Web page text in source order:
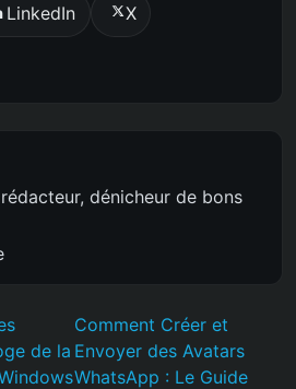
LinkedIn X
dénicheur de bons
de la
Comment Créer et
Envoyer des Avatars
WhatsApp : Le Guide